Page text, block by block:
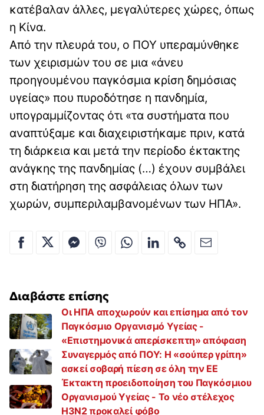
κατέβαλαν άλλες, μεγαλύτερες χώρες, όπως
η Κίνα.
Από την πλευρά του, ο ΠΟΥ υπεραμύνθηκε
των χειρισμών του σε μια «άνευ
προηγουμένου παγκόσμια κρίση δημόσιας
υγείας» που πυροδότησε η πανδημία,
υπογραμμίζοντας ότι «τα συστήματα που
αναπτύξαμε και διαχειριστήκαμε πριν, κατά
τη διάρκεια και μετά την περίοδο έκτακτης
ανάγκης της πανδημίας (…) έχουν συμβάλει
στη διατήρηση της ασφάλειας όλων των
χωρών, συμπεριλαμβανομένων των ΗΠΑ».
Διαβάστε επίσης
Οι ΗΠΑ αποχωρούν και επίσημα από τον
Παγκόσμιο Οργανισμό Υγείας -
«Eπιστημονικά απερίσκεπτη» απόφαση
Συναγερμός από ΠΟΥ: Η «σούπερ γρίπη»
ασκεί σοβαρή πίεση σε όλη την ΕΕ
Έκτακτη προειδοποίηση του Παγκόσμιου
Οργανισμού Υγείας - Το νέο στέλεχος
H3N2 προκαλεί φόβο